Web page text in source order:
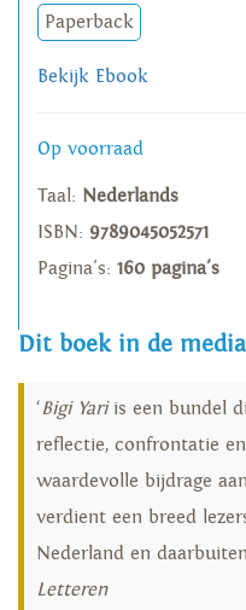
Paperback
Bekijk Ebook
Op voorraad
Taal: Nederlands
ISBN: 9789045052571
Pagina's: 160 pagina's
Dit boek in de media
‘Bigi Yariis een bundel
reflectie, confrontatie
waardevolle bijdrage
verdient een breed
Nederland en
Letteren